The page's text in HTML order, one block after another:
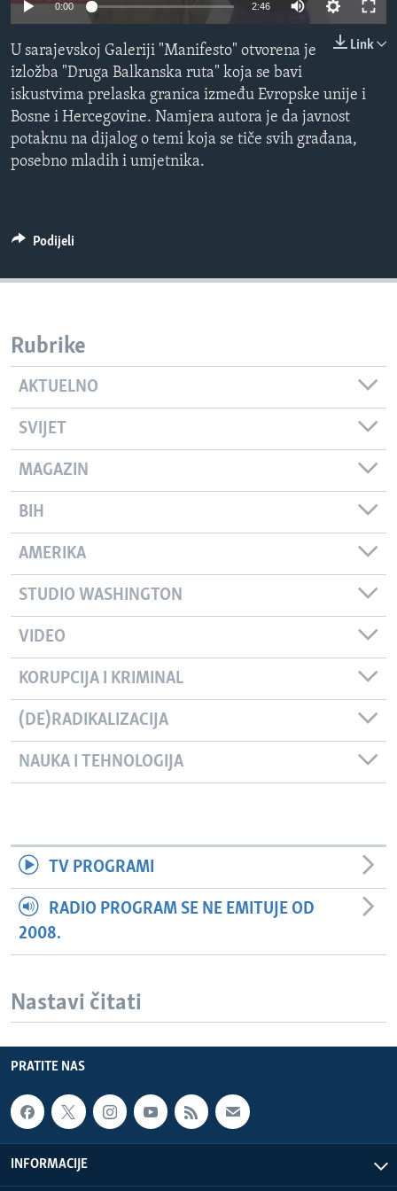
MAGAZIN
O GLASU AMERIKE
Learning English
PRATITE NAS
0:00 2:46
Link
U sarajevskoj Galeriji "Manifesto" otvorena je
izložba "Druga Balkanska ruta" koja se bavi
iskustvima prelaska granica između Evropske unije i
Bosne i Hercegovine. Namjera autora je da javnost
potaknu na dijalog o temi koja se tiče svih građana,
posebno mladih i umjetnika.
Podijeli
Rubrike
AKTUELNO
SVIJET
MAGAZIN
BIH
AMERIKA
STUDIO WASHINGTON
VIDEO
KORUPCIJA I KRIMINAL
(DE)RADIKALIZACIJA
NAUKA I TEHNOLOGIJA
TV PROGRAMI
RADIO PROGRAM SE NE EMITUJE OD
2008.
Nastavi čitati
PRATITE NAS
INFORMACIJE